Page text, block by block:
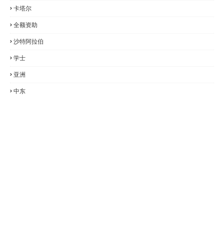
卡塔尔
全额资助
沙特阿拉伯
学士
亚洲
中东